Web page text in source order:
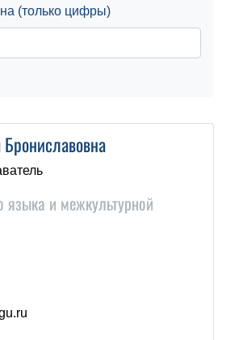
(только цифры)
Брониславовна
языка и межкультурной